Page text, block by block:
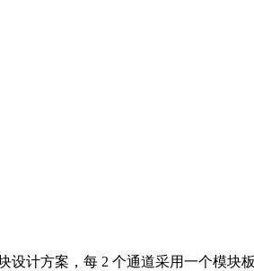
设计方案，每 2 个通道采用一个模